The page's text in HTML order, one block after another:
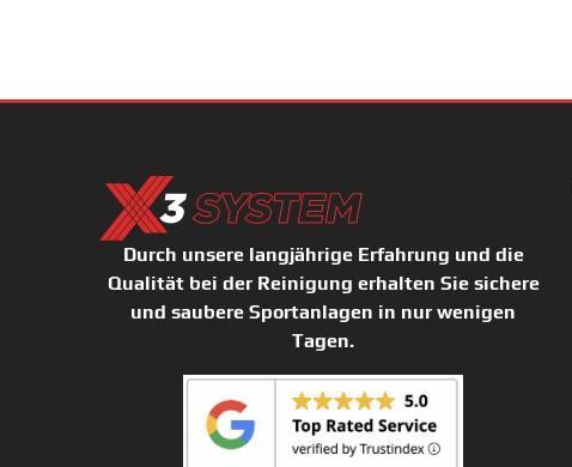
Durch unsere langjährige Erfahrung und die
Qualität bei der Reinigung erhalten Sie sichere
und saubere Sportanlagen in nur wenigen
Tagen.